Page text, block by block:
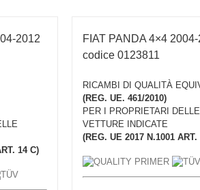
2012
14 C)
FIAT PANDA 4×4
codice 0123811
RICAMBI DI QUALITÀ
(REG. UE. 461/2010)
PER I PROPRIETARI DELLE
VETTURE INDICATE
(REG. UE 2017 N.1001 ART.